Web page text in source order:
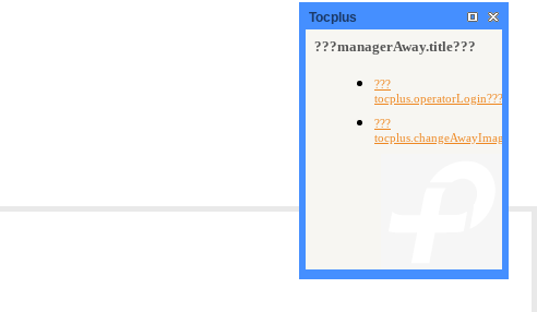
Tocplus